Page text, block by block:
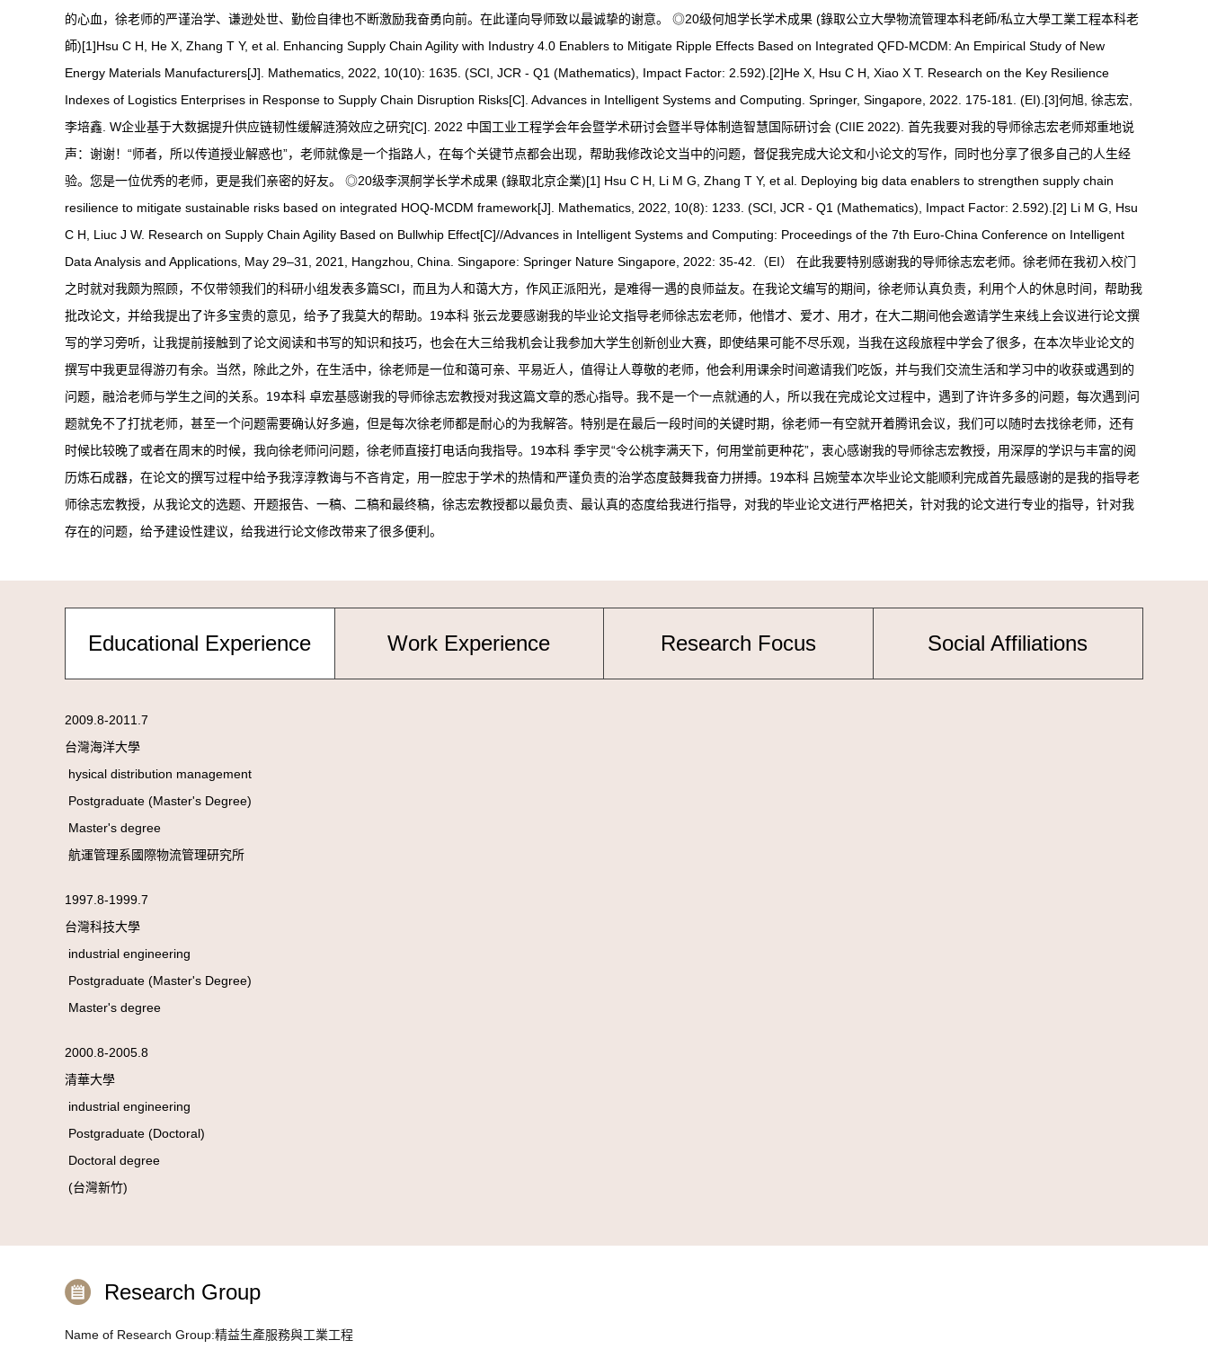
的心血，徐老师的严谨治学、谦逊处世、勤俭自律也不断激励我奋勇向前。在此谨向导师致以最诚挚的谢意。 ◎20级何旭学长学术成果 (錄取公立大學物流管理本科老師/私立大學工業工程本科老
師)[1]Hsu C H, He X, Zhang T Y, et al. Enhancing Supply Chain Agility with Industry 4.0 Enablers to Mitigate Ripple Effects Based on Integrated QFD-MCDM: An Empirical Study of New
Energy Materials Manufacturers[J]. Mathematics, 2022, 10(10): 1635. (SCI, JCR - Q1 (Mathematics), Impact Factor: 2.592).[2]He X, Hsu C H, Xiao X T. Research on the Key Resilience
Indexes of Logistics Enterprises in Response to Supply Chain Disruption Risks[C]. Advances in Intelligent Systems and Computing. Springer, Singapore, 2022. 175-181. (EI).[3]何旭, 徐志宏,
李培鑫. W企业基于大数据提升供应链韧性缓解涟漪效应之研究[C]. 2022 中国工业工程学会年会暨学术研讨会暨半导体制造智慧国际研讨会 (CIIE 2022). 首先我要对我的导师徐志宏老师郑重地说
声：谢谢！“师者，所以传道授业解惑也”，老师就像是一个指路人，在每个关键节点都会出现，帮助我修改论文当中的问题，督促我完成大论文和小论文的写作，同时也分享了很多自己的人生经
验。您是一位优秀的老师，更是我们亲密的好友。 ◎20级李溟舸学长学术成果 (錄取北京企業)[1] Hsu C H, Li M G, Zhang T Y, et al. Deploying big data enablers to strengthen supply chain
resilience to mitigate sustainable risks based on integrated HOQ-MCDM framework[J]. Mathematics, 2022, 10(8): 1233. (SCI, JCR - Q1 (Mathematics), Impact Factor: 2.592).[2] Li M G, Hsu
C H, Liuc J W. Research on Supply Chain Agility Based on Bullwhip Effect[C]//Advances in Intelligent Systems and Computing: Proceedings of the 7th Euro-China Conference on Intelligent
Data Analysis and Applications, May 29–31, 2021, Hangzhou, China. Singapore: Springer Nature Singapore, 2022: 35-42.（EI） 在此我要特别感谢我的导师徐志宏老师。徐老师在我初入校门
之时就对我颇为照顾，不仅带领我们的科研小组发表多篇SCI，而且为人和蔼大方，作风正派阳光，是难得一遇的良师益友。在我论文编写的期间，徐老师认真负责，利用个人的休息时间，帮助我
批改论文，并给我提出了许多宝贵的意见，给予了我莫大的帮助。19本科 张云龙要感谢我的毕业论文指导老师徐志宏老师，他惜才、爱才、用才，在大二期间他会邀请学生来线上会议进行论文撰
写的学习旁听，让我提前接触到了论文阅读和书写的知识和技巧，也会在大三给我机会让我参加大学生创新创业大赛，即使结果可能不尽乐观，当我在这段旅程中学会了很多，在本次毕业论文的
撰写中我更显得游刃有余。当然，除此之外，在生活中，徐老师是一位和蔼可亲、平易近人，值得让人尊敬的老师，他会利用课余时间邀请我们吃饭，并与我们交流生活和学习中的收获或遇到的
问题，融洽老师与学生之间的关系。19本科 卓宏基感谢我的导师徐志宏教授对我这篇文章的悉心指导。我不是一个一点就通的人，所以我在完成论文过程中，遇到了许许多多的问题，每次遇到问
题就免不了打扰老师，甚至一个问题需要确认好多遍，但是每次徐老师都是耐心的为我解答。特别是在最后一段时间的关键时期，徐老师一有空就开着腾讯会议，我们可以随时去找徐老师，还有
时候比较晚了或者在周末的时候，我向徐老师问问题，徐老师直接打电话向我指导。19本科 季宇灵“令公桃李满天下，何用堂前更种花”，衷心感谢我的导师徐志宏教授，用深厚的学识与丰富的阅
历炼石成器，在论文的撰写过程中给予我淳淳教诲与不吝肯定，用一腔忠于学术的热情和严谨负责的治学态度鼓舞我奋力拼搏。19本科 吕婉莹本次毕业论文能顺利完成首先最感谢的是我的指导老
师徐志宏教授，从我论文的选题、开题报告、一稿、二稿和最终稿，徐志宏教授都以最负责、最认真的态度给我进行指导，对我的毕业论文进行严格把关，针对我的论文进行专业的指导，针对我
存在的问题，给予建设性建议，给我进行论文修改带来了很多便利。
Educational Experience Work Experience Research Focus Social Affiliations
2009.8-2011.7
台灣海洋大學
hysical distribution management
Postgraduate (Master's Degree)
Master's degree
航運管理系國際物流管理研究所
1997.8-1999.7
台灣科技大學
industrial engineering
Postgraduate (Master's Degree)
Master's degree
2000.8-2005.8
清華大學
industrial engineering
Postgraduate (Doctoral)
Doctoral degree
(台灣新竹)
Research Group
Name of Research Group:精益生產服務與工業工程